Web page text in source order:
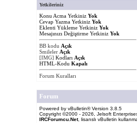
Yetkileriniz
Konu Acma Yetkiniz Yok
Cevap Yazma Yetkiniz Yok
Eklenti Yükleme Yetkiniz Yok
Mesajınızı Değiştirme Yetkiniz Yok
BB kodu Açık
Smileler Açık
[IMG] Kodları Açık
HTML-Kodu Kapalı
Forum Kuralları
Forum
Powered by vBulletin® Version 3.8.5
Copyright ©2000 - 2026, Jelsoft
IRCForumcu.Net, lisanslı vBulletin